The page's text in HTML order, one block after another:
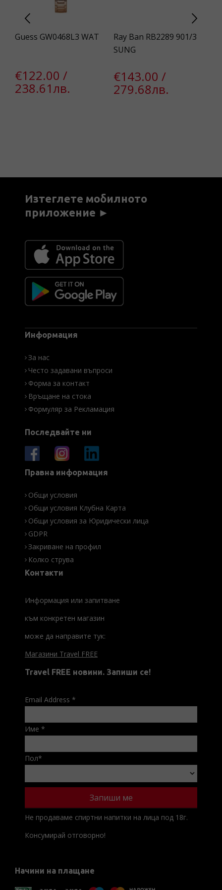
Guess GW0468L3 WAT
€122.00 /
238.61лв.
Ray Ban RB2289 901/3
SUNG
€143.00 /
279.68лв.
Изтеглете мобилното
приложение ►
Информация
За нас
Често задавани въпроси
Форма за контакт
Връщане на стока
Формуляр за Рекламация
Последвайте ни
Правна информация
Общи условия
Общи условия Клубна Карта
Общи условия за Юридически лица
GDPR
Закриване на профил
Колко струва
Контакти
Информация или запитване
към конкретен магазин
може да направите тук:
Магазини Travel FREE
Travel FREE новини. Запиши се!
Email Address *
Име *
Пол*
Не продаваме спиртни напитки на лица под 18г.
Консумирай отговорно!
Начини на плащане